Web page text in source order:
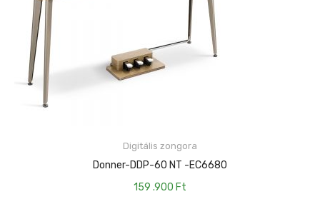
Digitális zongora
Donner-DDP-60 NT -EC6680
159 .900 Ft
KOSÁRBA TESZEM